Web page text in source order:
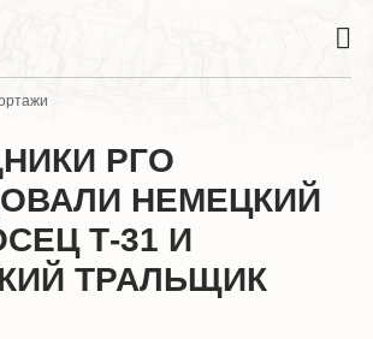
РГО
НЕМЕЦКИЙ
Т-31 И
ТРАЛЬЩИК